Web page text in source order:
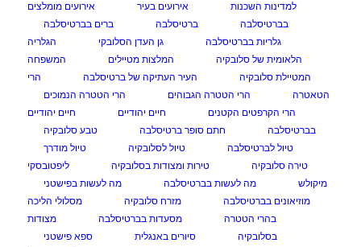
למדינות השכנות
אירועים בעיר
אירועים מומלצים
בברטיסלבה
ברטיסלבה
ברים בברטיסלבה
גלריות בברטיסלבה
גן העדן הסלובקי
הגלריה
הלאומית של סלובקיה
המלצות מטיילים
המשפחה
המטיילת סלובקיה
העיר העתיקה של ברטיסלבה
הרי
הטאטרה
הרי הטטרה הגבוהים
הרי הטטרה הנמוכים
הרי הקרפטים הקטנים
חיים יהודיים
חיים יהודיים
בברטיסלבה
חתם סופר ברטיסלבה
טבע סלובקיה
טיול לברטיסלבה
טיול לסלובקיה
טיול מודרך
טירה סלובקיה
טירות ומצודות בסלובקיה
ליפטובסקי
מיקולש
מה לעשות בברטיסלבה
מה לעשות בפישטני
מוזיאונים בברטיסלבה
מזרח סלובקיה
מסלולי הליכה
בהרי הטטרה
מסעדות בברטיסלבה
מצודות
בסלובקיה
סיורים באנגלית
ספא פישטני